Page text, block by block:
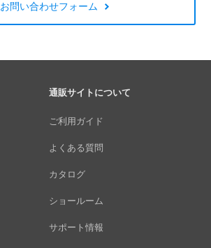
お問い合わせフォーム
通販サイトについて
ご利用ガイド
よくある質問
カタログ
ショールーム
サポート情報